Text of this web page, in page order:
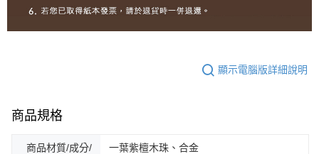
顯示電腦版詳細說明
商品規格
商品材質/成分/
一葉紫檀木珠、合金